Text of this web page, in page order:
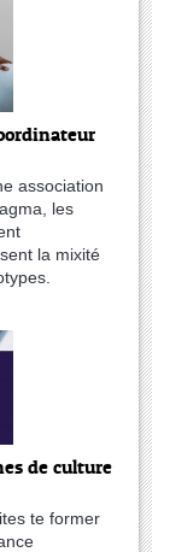
association
les
la mixité
de culture
te former